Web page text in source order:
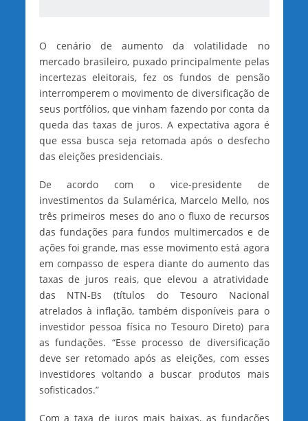
O cenário de aumento da volatilidade no
mercado brasileiro, puxado principalmente pelas
incertezas eleitorais, fez os fundos de pensão
interromperem o movimento de diversificação de
seus portfólios, que vinham fazendo por conta da
queda das taxas de juros. A expectativa agora é
que essa busca seja retomada após o desfecho
das eleições presidenciais.
De acordo com o vice-presidente de
investimentos da Sulamérica, Marcelo Mello, nos
três primeiros meses do ano o fluxo de recursos
das fundações para fundos multimercados e de
ações foi grande, mas esse movimento está agora
em compasso de espera diante do aumento das
taxas de juros reais, que elevou a atratividade
das NTN-Bs (títulos do Tesouro Nacional
atrelados à inflação, também disponíveis para o
investidor pessoa física no Tesouro Direto) para
as fundações. “Esse processo de diversificação
deve ser retomado após as eleições, com esses
investidores voltando a buscar produtos mais
sofisticados.”
Com a taxa de juros mais baixas, as fundações